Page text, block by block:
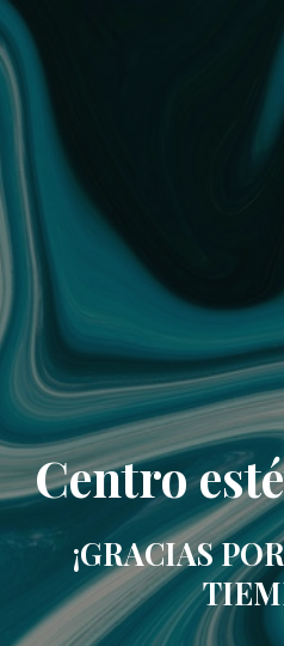
Centro
¡GRACIAS